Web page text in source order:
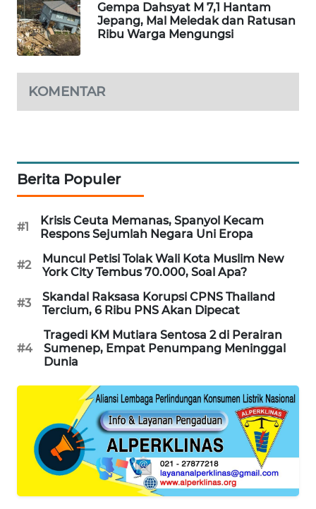
Gempa Dahsyat M 7,1 Hantam
Jepang, Mal Meledak dan Ratusan
Ribu Warga Mengungsi
KOMENTAR
Berita Populer
#1
Krisis Ceuta Memanas, Spanyol Kecam
Respons Sejumlah Negara Uni Eropa
#2
Muncul Petisi Tolak Wali Kota Muslim New
York City Tembus 70.000, Soal Apa?
#3
Skandal Raksasa Korupsi CPNS Thailand
Tercium, 6 Ribu PNS Akan Dipecat
#4
Tragedi KM Mutiara Sentosa 2 di Perairan
Sumenep, Empat Penumpang Meninggal
Dunia
MKLI
LPKKI
LKKI
KONSUMEN
FORWAMKI
ALPERKLINAS
FORJASIDA
TAMBANG
NEWS
SITUNGIR
SIDIKALANG
NEWS